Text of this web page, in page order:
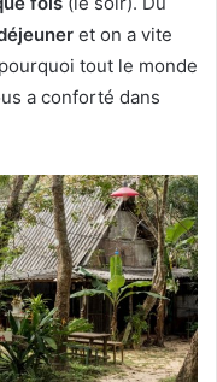
et on a vite
tout le monde
a conforté dans